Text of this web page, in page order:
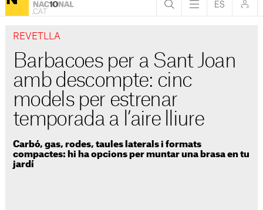
REVETLLA
Barbacoes per a Sant Joan
amb descompte: cinc
models per estrenar
temporada a l’aire lliure
Carbó, gas, rodes, taules laterals i formats
compactes: hi ha opcions per muntar una brasa en tu
jardí